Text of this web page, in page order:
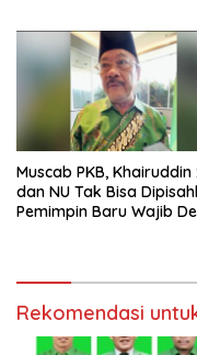
Muscab PKB, Khairuddin
dan NU Tak Bisa
Pemimpin Baru Wajib
Rekomendasi